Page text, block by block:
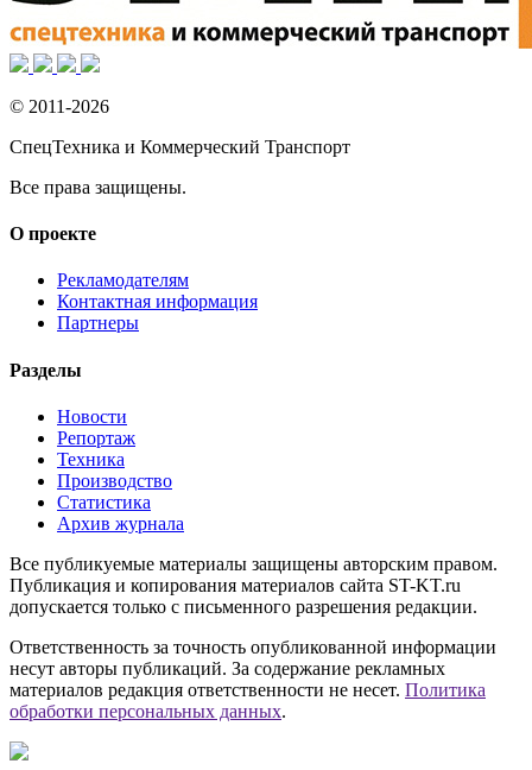
© 2011-2026
СпецТехника и Коммерческий Транспорт
Все права защищены.
О проекте
Рекламодателям
Контактная информация
Партнеры
Разделы
Новости
Репортаж
Техника
Производство
Статистика
Архив журнала
Все публикуемые материалы защищены авторским правом.
Публикация и копирования материалов сайта ST-KT.ru
допускается только с письменного разрешения редакции.
Ответственность за точность опубликованной информации
несут авторы публикаций. За содержание рекламных
материалов редакция ответственности не несет. Политика
обработки персональных данных.